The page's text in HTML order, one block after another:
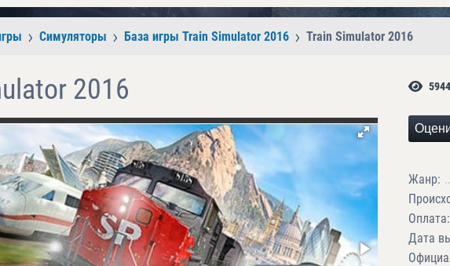
Симуляторы База игры Train Simulator 2016 Train Simulator 2016
2016 5944
Жанр:
Оплата:
Дата